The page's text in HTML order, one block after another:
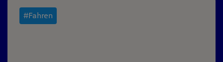
#Fahren